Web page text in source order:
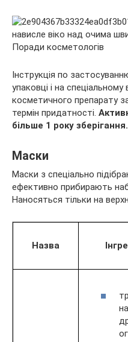
Інструкція по
упаковці і на
косметичного препарату
термін придатності.
більше 1 року зберігання.
Маски
Маски з спеціально
ефективно прибирають
Наносяться тільки на
Назва